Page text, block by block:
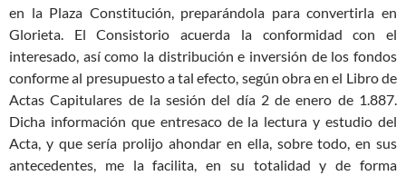
en la Plaza Constitución, preparándola para convertirla en
Glorieta. El Consistorio acuerda la conformidad con el
interesado, así como la distribución e inversión de los fondos
conforme al presupuesto a tal efecto, según obra en el Libro de
Actas Capitulares de la sesión del día 2 de enero de 1.887.
Dicha información que entresaco de la lectura y estudio del
Acta, y que sería prolijo ahondar en ella, sobre todo, en sus
antecedentes, me la facilita, en su totalidad y de forma